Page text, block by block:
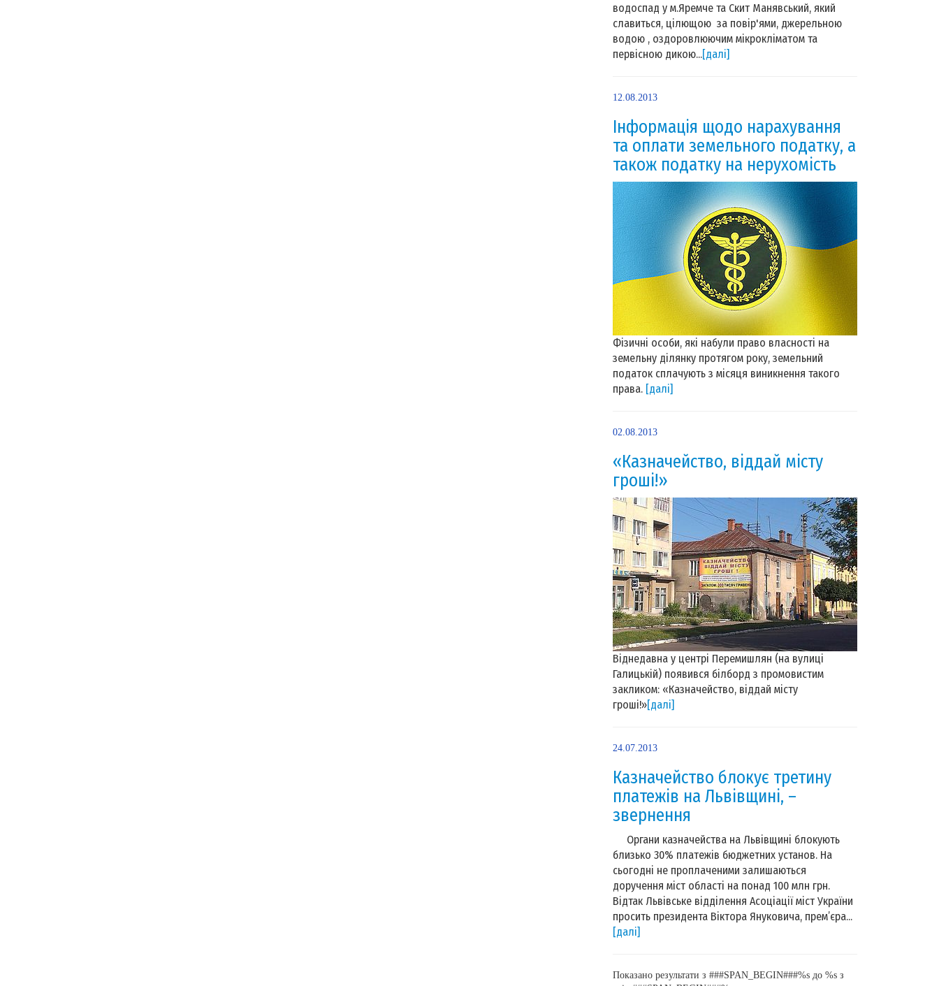
водоспад у м.Яремче та Скит Манявський, який
славиться, цілющою за повір'ями, джерельною
водою , оздоровлюючим мікрокліматом та
первісною дикою...[далі]
12.08.2013
Інформація щодо нарахування
та оплати земельного податку, а
також податку на нерухомість
Фізичні особи, які набули право власності на
земельну ділянку протягом року, земельний
податок сплачують з місяця виникнення такого
права. [далі]
02.08.2013
«Казначейство, віддай місту
гроші!»
Віднедавна у центрі Перемишлян (на вулиці
Галицькій) появився білборд з промовистим
закликом: «Казначейство, віддай місту
гроші!»[далі]
24.07.2013
Казначейство блокує третину
платежів на Львівщині, –
звернення
Органи казначейства на Львівщині блокують
близько 30% платежів бюджетних установ. На
сьогодні не проплаченими залишаються
доручення міст області на понад 100 млн грн.
Відтак Львівське відділення Асоціації міст України
просить президента Віктора Януковича, прем’єра...
[далі]
Показано результати з ###SPAN_BEGIN###%s до %s з